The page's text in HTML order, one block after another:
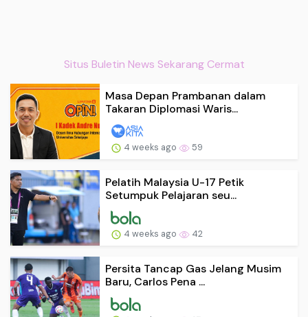
Situs Buletin News Sekarang Cermat
Masa Depan Prambanan dalam
Takaran Diplomasi Waris...
4 weeks ago 59
Pelatih Malaysia U-17 Petik
Setumpuk Pelajaran seu...
4 weeks ago 42
Persita Tancap Gas Jelang Musim
Baru, Carlos Pena ...